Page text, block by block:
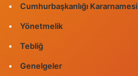
Cumhurbaşkanlığı Kararnamesi
Yönetmelik
Tebliğ
Genelgeler